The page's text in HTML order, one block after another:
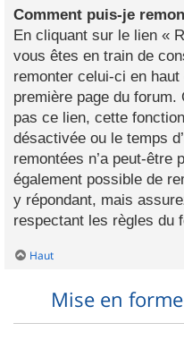
Comment puis-je
En cliquant sur le lien «
vous êtes en train de
remonter celui-ci en
première page du
pas ce lien, cette
désactivée ou le temps
remontées n’a peut-être
également possible de
y répondant, mais
respectant les règles du
Haut
Mise en